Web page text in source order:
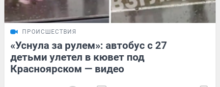
ПРОИСШЕСТВИЯ
«Уснула за рулем»: автобус с 27
детьми улетел в кювет под
Красноярском — видео